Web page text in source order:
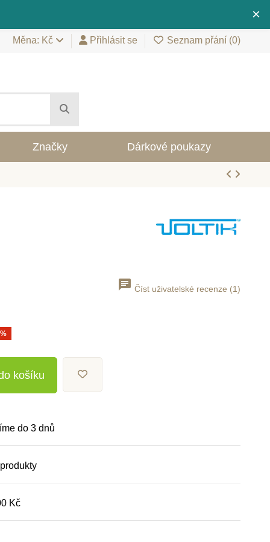
×
Měna: Kč Přihlásit se Seznam přání (0)
Značky Dárkové poukazy
Číst uživatelské recenze (1)
košíku
do 3 dnů
Kč